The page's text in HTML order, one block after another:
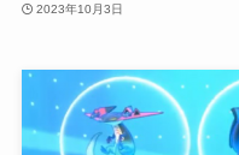
2023年10月3日